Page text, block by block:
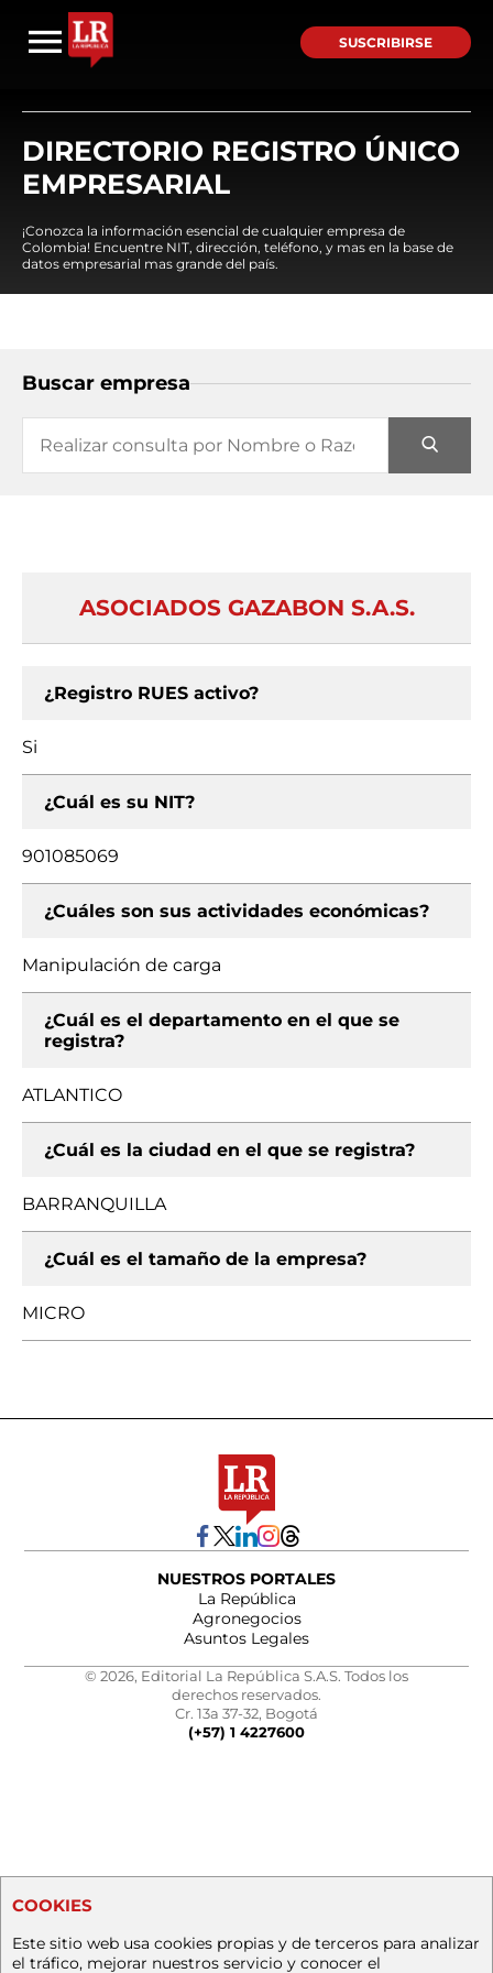
SUSCRIBIRSE
DIRECTORIO REGISTRO ÚNICO
EMPRESARIAL
¡Conozca la información esencial de cualquier empresa de
Colombia! Encuentre NIT, dirección, teléfono, y mas en la base de
datos empresarial mas grande del país.
Buscar empresa
ASOCIADOS GAZABON S.A.S.
¿Registro RUES activo?
Si
¿Cuál es su NIT?
901085069
¿Cuáles son sus actividades económicas?
Manipulación de carga
¿Cuál es el departamento en el que se
registra?
ATLANTICO
¿Cuál es la ciudad en el que se registra?
BARRANQUILLA
¿Cuál es el tamaño de la empresa?
MICRO
NUESTROS PORTALES
La República
Agronegocios
Asuntos Legales
© 2026, Editorial La República S.A.S. Todos los
derechos reservados.
Cr. 13a 37-32, Bogotá
(+57) 1 4227600
COOKIES
Este sitio web usa cookies propias y de terceros para analizar
el tráfico, mejorar nuestros servicio y conocer el